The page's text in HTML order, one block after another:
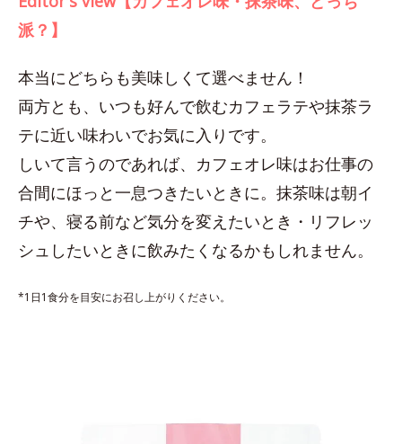
派？】
本当にどちらも美味しくて選べません！
両方とも、いつも好んで飲むカフェラテや抹茶ラ
テに近い味わいでお気に入りです。
しいて言うのであれば、カフェオレ味はお仕事の
合間にほっと一息つきたいときに。抹茶味は朝イ
チや、寝る前など気分を変えたいとき・リフレッ
シュしたいときに飲みたくなるかもしれません。
*1日1食分を目安にお召し上がりください。